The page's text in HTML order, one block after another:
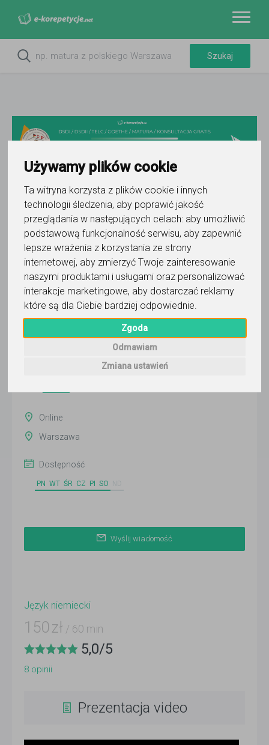
Używamy plików cookie
Ta witryna korzysta z plików cookie i innych
technologii śledzenia, aby poprawić jakość
przeglądania w następujących celach: aby umożliwić
podstawową funkcjonalność serwisu, aby zapewnić
lepsze wrażenia z korzystania ze strony
internetowej, aby zmierzyć Twoje zainteresowanie
naszymi produktami i usługami oraz personalizować
interakcje marketingowe, aby dostarczać reklamy
które są dla Ciebie bardziej odpowiednie
Zgoda
Odmawiam
Zmiana ustawień
Do ulubionych
Oznacz wystąpienie kontaktu
Alex Domanski
Wyślij wiadomość
Online
Warszawa
Dostępność
PN WT ŚR CZ PI SO
Wyślij wiadomość
Język niemiecki
150 zł / 60 min
5,0/5
8 opinii
Prezentacja video